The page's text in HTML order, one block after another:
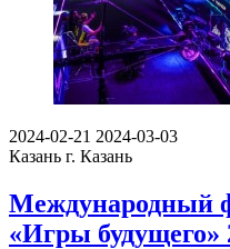
2024-02-21 2024-03-03
Казань г. Казань
Международный
«Игры будущего»